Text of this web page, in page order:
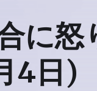
合に
4日)